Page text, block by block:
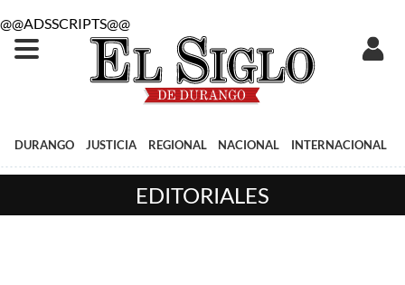
@@ADSSCRIPTS@@
DURANGO JUSTICIA REGIONAL NACIONAL INTERNACIONAL
EDITORIALES